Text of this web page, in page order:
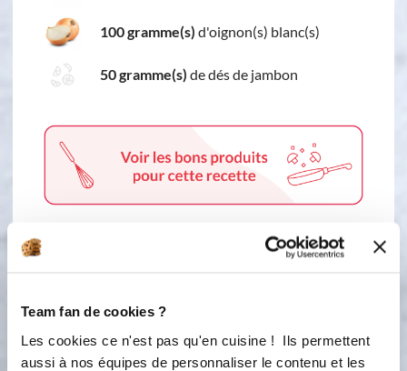
Team fan de cookies ?
Les cookies ce n'est pas qu'en cuisine ! Ils permettent
aussi à nos équipes de personnaliser le contenu et les
100 gramme(s) d'oignon(s) blanc(s)
50 gramme(s) de dés de jambon
1
Étape 1 Mélangez tous les ingrédients